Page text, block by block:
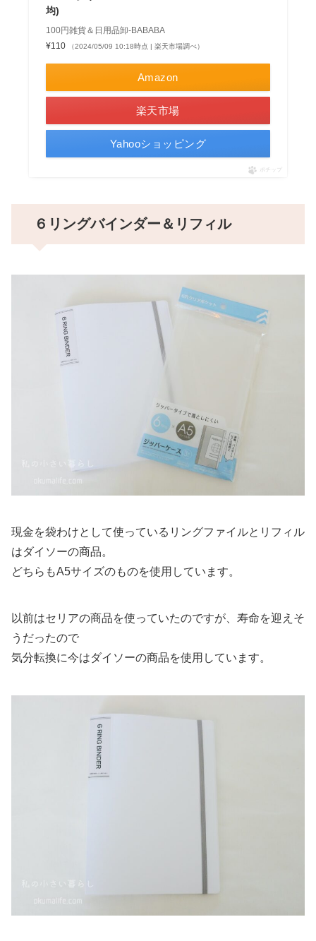
均)
100円雑貨＆日用品卸-BABABA
¥110
（2024/05/09 10:18時点 | 楽天市場調べ）
Amazon
楽天市場
Yahooショッピング
ポチップ
６リングバインダー＆リフィル
現金を袋わけとして使っているリングファイルとリフィル
はダイソーの商品。
どちらもA5サイズのものを使用しています。
以前はセリアの商品を使っていたのですが、寿命を迎えそ
うだったので
気分転換に今はダイソーの商品を使用しています。